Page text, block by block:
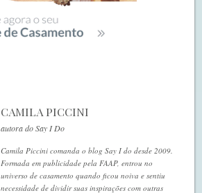
CAMILA PICCINI
autora do Say I Do
Camila Piccini comanda o blog Say I do desde 2009.
Formada em publicidade pela FAAP, entrou no
universo de casamento quando ficou noiva e sentiu
necessidade de dividir suas inspirações com outras